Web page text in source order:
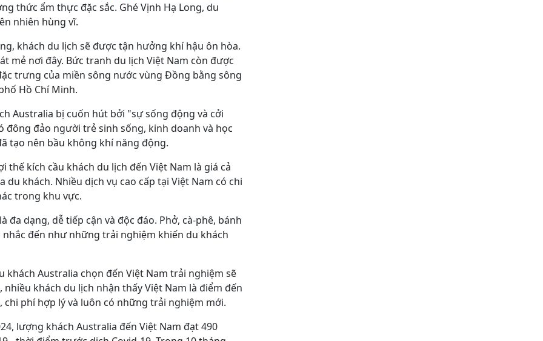
thức ẩm thực đặc sắc. Ghé Vịnh Hạ Long, du
nhiên hùng vĩ.
khách du lịch sẽ được tận hưởng khí hậu ôn hòa.
mẻ nơi đây. Bức tranh du lịch Việt Nam còn được
trưng của miền sông nước vùng Đồng bằng sông
Hồ Chí Minh.
Australia bị cuốn hút bởi "sự sống động và cởi
đông đảo người trẻ sinh sống, kinh doanh và học
tạo nên bầu không khí năng động.
kích cầu khách du lịch đến Việt Nam là giá cả
khách. Nhiều dịch vụ cao cấp tại Việt Nam có chi
trong khu vực.
đa dạng, dễ tiếp cận và độc đáo. Phở, cà-phê, bánh
đến như những trải nghiệm khiến du khách
Australia chọn đến Việt Nam trải nghiệm sẽ
khách du lịch nhận thấy Việt Nam là điểm đến
phí hợp lý và luôn có những trải nghiệm mới.
lượng khách Australia đến Việt Nam đạt 490